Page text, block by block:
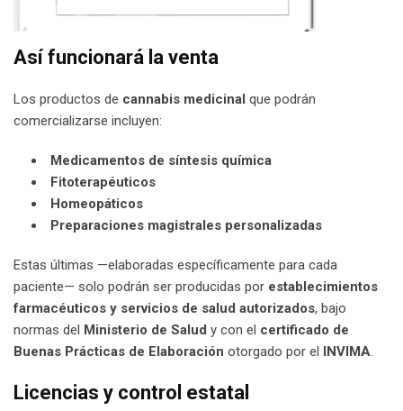
Así funcionará la venta
Los productos de cannabis medicinal que podrán
comercializarse incluyen:
Medicamentos de síntesis química
Fitoterapéuticos
Homeopáticos
Preparaciones magistrales personalizadas
Estas últimas —elaboradas específicamente para cada
paciente— solo podrán ser producidas por establecimientos
farmacéuticos y servicios de salud autorizados, bajo
normas del
Ministerio de Salud y con el certificado de
Buenas Prácticas de Elaboración otorgado por el INVIMA.
Licencias y control estatal